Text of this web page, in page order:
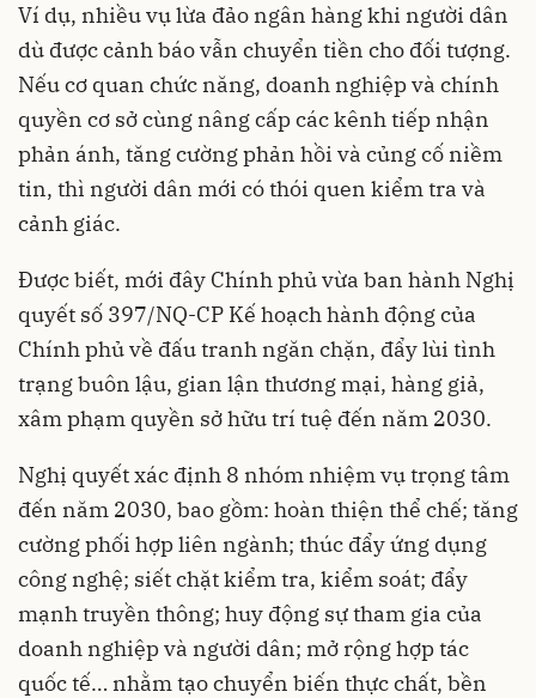
Ví dụ, nhiều vụ lừa đảo ngân hàng khi người dân
dù được cảnh báo vẫn chuyển tiền cho đối tượng.
Nếu cơ quan chức năng, doanh nghiệp và chính
quyền cơ sở cùng nâng cấp các kênh tiếp nhận
phản ánh, tăng cường phản hồi và củng cố niềm
tin, thì người dân mới có thói quen kiểm tra và
cảnh giác.
Được biết, mới đây Chính phủ vừa ban hành Nghị
quyết số 397/NQ-CP Kế hoạch hành động của
Chính phủ về đấu tranh ngăn chặn, đẩy lùi tình
trạng buôn lậu, gian lận thương mại, hàng giả,
xâm phạm quyền sở hữu trí tuệ đến năm 2030.
Nghị quyết xác định 8 nhóm nhiệm vụ trọng tâm
đến năm 2030, bao gồm: hoàn thiện thể chế; tăng
cường phối hợp liên ngành; thúc đẩy ứng dụng
công nghệ; siết chặt kiểm tra, kiểm soát; đẩy
mạnh truyền thông; huy động sự tham gia của
doanh nghiệp và người dân; mở rộng hợp tác
quốc tế… nhằm tạo chuyển biến thực chất, bền